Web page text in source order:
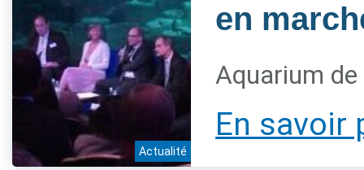
Actualité
en
Aquarium
En savoir